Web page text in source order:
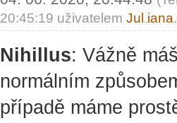
20:45:19 uživatelem Jul iana
Nihillus: Vážně
normálním
případě máme